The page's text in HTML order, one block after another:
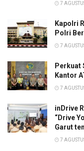
7
Kapolri
Polri
7
Perkuat
Kantor
7
inDrive
“Drive
Garut
7